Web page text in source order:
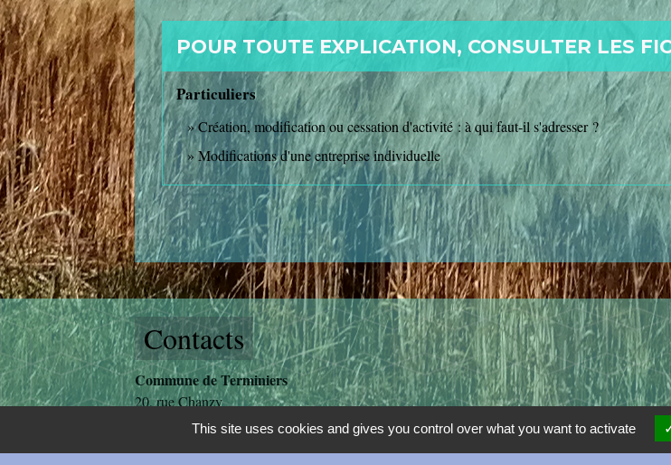
POUR TOUTE EXPLICATION, CONSULTER LES
Particuliers
Création, modification ou cessation d'activité : à qui faut-il s'adresser ?
Modifications d'une entreprise individuelle
Contacts
Commune de Terminiers
20, rue Chanzy
28140 Terminiers - FRANCE
This site uses cookies and gives you control over what you want to activate